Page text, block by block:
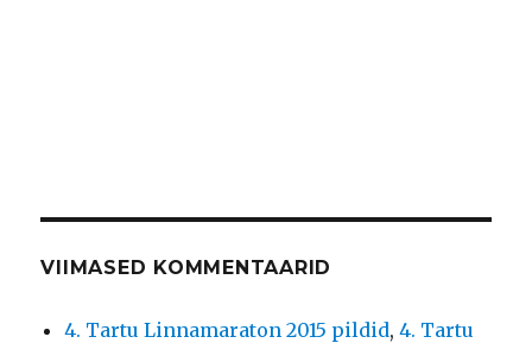
VIIMASED KOMMENTAARID
4. Tartu Linnamaraton 2015 pildid,4. Tartu